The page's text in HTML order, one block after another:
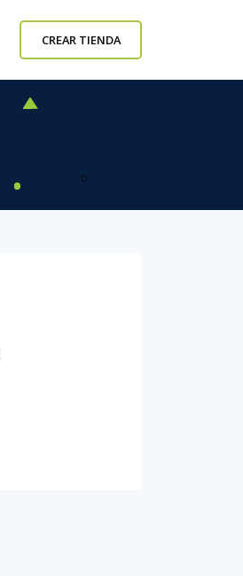
CREAR TIENDA